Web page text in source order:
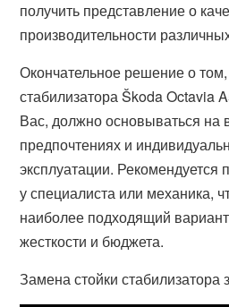
получить представление о
производительности
Окончательное решение о том,
стабилизатора Škoda Octavia
Вас, должно основываться на
предпочтениях и
эксплуатации. Рекомендуется
у специалиста или механика,
наиболее подходящий
жесткости и бюджета.
Замена стойки